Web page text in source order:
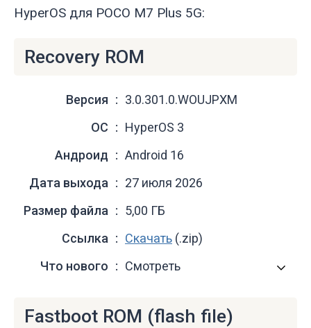
HyperOS для POCO M7 Plus 5G:
Recovery ROM
Версия
3.0.301.0.WOUJPXM
ОС
HyperOS 3
Андроид
Android 16
Дата выхода
27 июля 2026
Размер файла
5,00 ГБ
Ссылка
Скачать (.zip)
Что нового
Смотреть
Fastboot ROM (flash file)